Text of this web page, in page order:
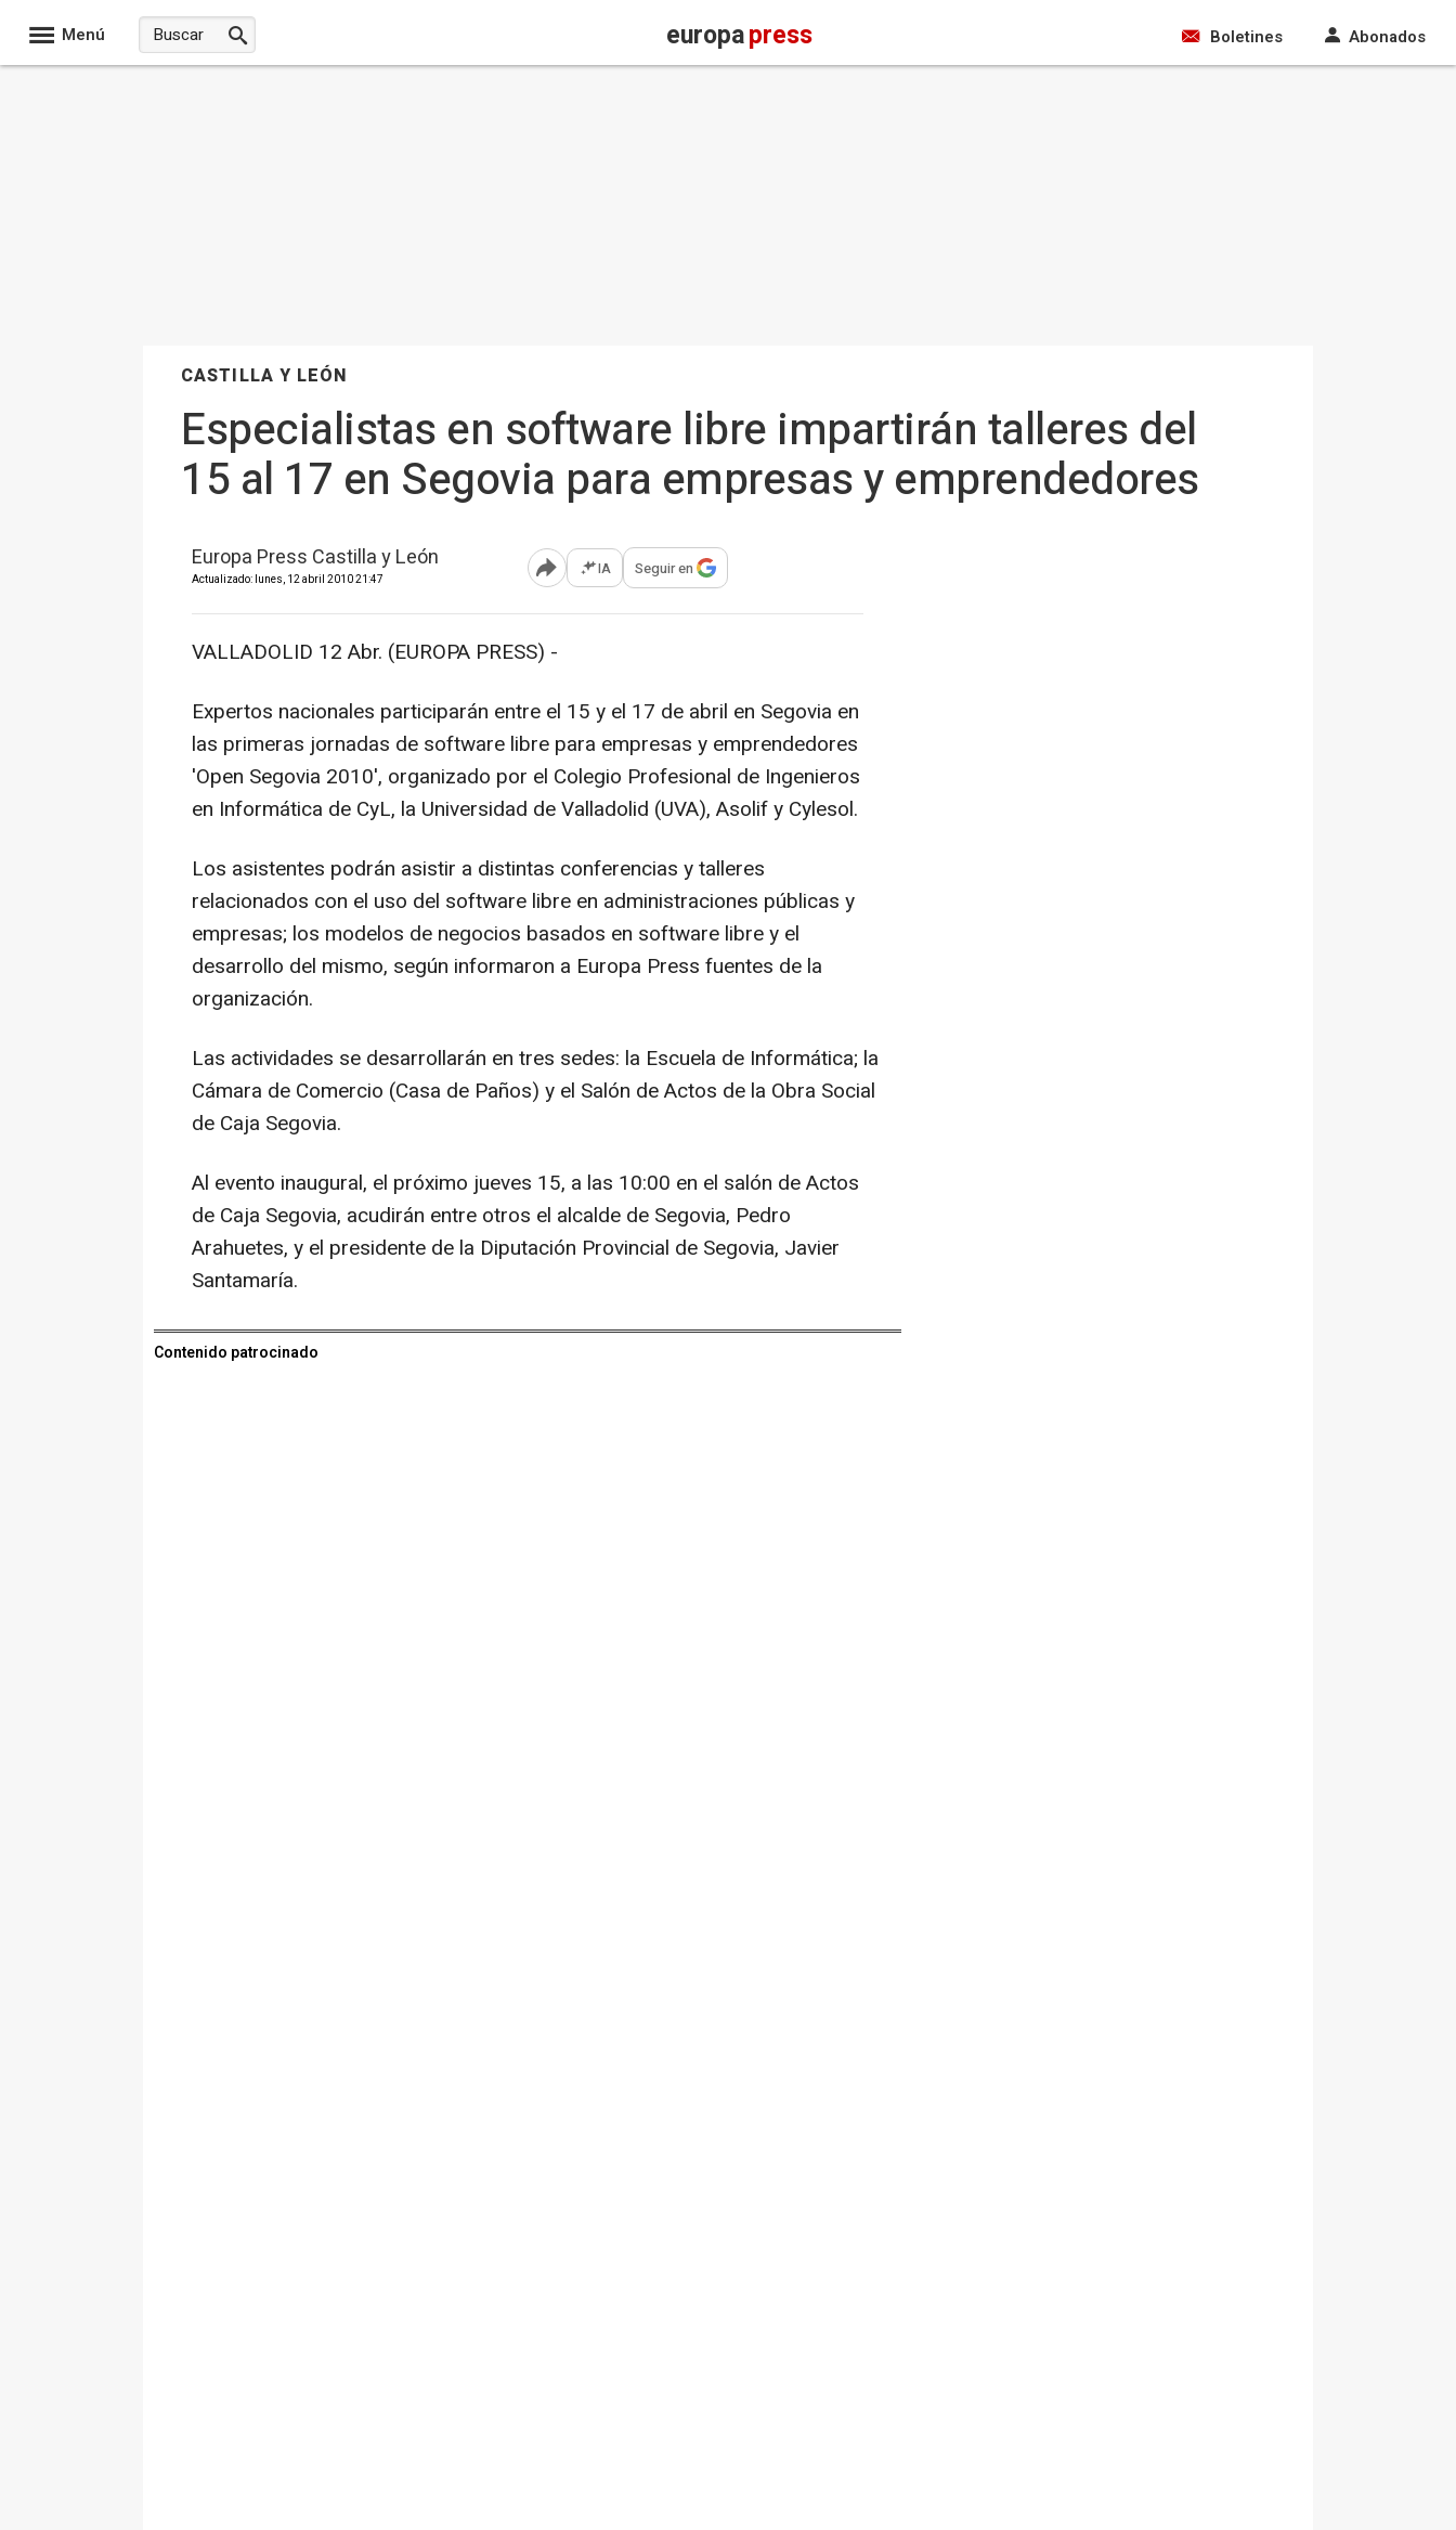
Menú europapress Boletines Abonados
CASTILLA Y LEÓN
Especialistas en software libre impartirán talleres del
15 al 17 en Segovia para empresas y emprendedores
Europa Press Castilla y León
Actualizado: lunes, 12 abril 2010 21:47 Abrir opciones para compartir
IA Seguir en
VALLADOLID 12 Abr. (EUROPA PRESS) -
Expertos nacionales participarán entre el 15 y el 17 de abril en Segovia en
las primeras jornadas de software libre para empresas y emprendedores
'Open Segovia 2010', organizado por el Colegio Profesional de Ingenieros
en Informática de CyL, la Universidad de Valladolid (UVA), Asolif y Cylesol.
Los asistentes podrán asistir a distintas conferencias y talleres
relacionados con el uso del software libre en administraciones públicas y
empresas; los modelos de negocios basados en software libre y el
desarrollo del mismo, según informaron a Europa Press fuentes de la
organización.
Las actividades se desarrollarán en tres sedes: la Escuela de Informática; la
Cámara de Comercio (Casa de Paños) y el Salón de Actos de la Obra Social
de Caja Segovia.
Al evento inaugural, el próximo jueves 15, a las 10:00 en el salón de Actos
de Caja Segovia, acudirán entre otros el alcalde de Segovia, Pedro
Arahuetes, y el presidente de la Diputación Provincial de Segovia, Javier
Santamaría.
Contenido patrocinado